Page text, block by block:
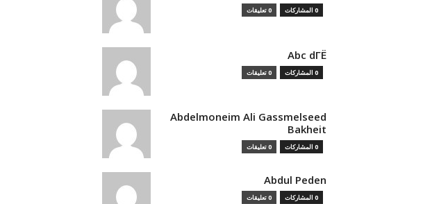
0 المشاركات 0 تعليقات
Abc dГЁ
0 المشاركات 0 تعليقات
Abdelmoneim Ali Gassmelseed
Bakheit
0 المشاركات 0 تعليقات
Abdul Peden
0 المشاركات 0 تعليقات